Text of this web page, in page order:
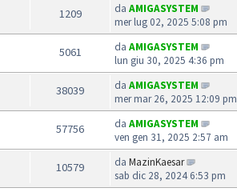
1209 da AMIGASYSTEM
mer lug 02, 2025 5:08 pm
5061 da AMIGASYSTEM
lun giu 30, 2025 4:36 pm
38039 da AMIGASYSTEM
mer mar 26, 2025 12:09 pm
57756 da AMIGASYSTEM
ven gen 31, 2025 2:57 am
10579 da MazinKaesar
sab dic 28, 2024 6:53 pm